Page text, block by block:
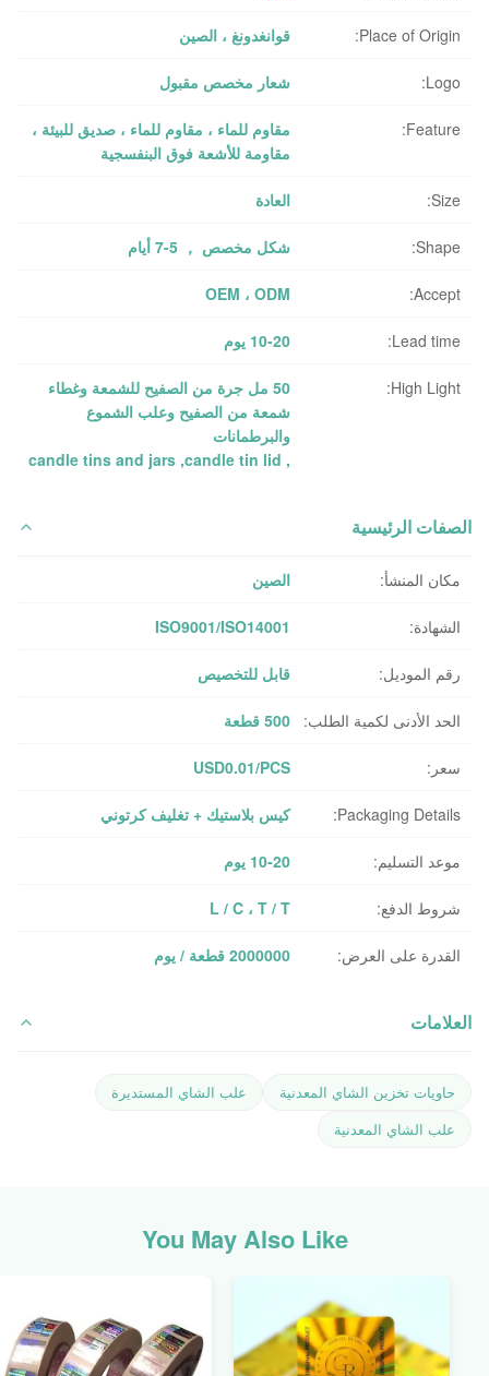
Place of Origin: قوانغدونغ ، الصين
Logo: شعار مخصص مقبول
Feature:
مقاوم للماء ، مقاوم للماء ، صديق للبيئة ،
مقاومة للأشعة فوق البنفسجية
Size: العادة
Shape: شكل مخصص ， 5-7 أيام
Accept: OEM ، ODM
Lead time: 10-20 يوم
High Light:
50 مل جرة من الصفيح للشمعة وغطاء
شمعة من الصفيح وعلب الشموع
والبرطمانات
,
candle tin lid
,
candle tins and jars
الصفات الرئيسية
مكان المنشأ: الصين
الشهادة: ISO9001/ISO14001
رقم الموديل: قابل للتخصيص
الحد الأدنى لكمية الطلب: 500 قطعة
سعر: USD0.01/PCS
Packaging Details: كيس بلاستيك + تغليف كرتوني
موعد التسليم: 10-20 يوم
شروط الدفع: L / C ، T / T
القدرة على العرض: 2000000 قطعة / يوم
العلامات
حاويات تخزين الشاي المعدنية
علب الشاي المستديرة
علب الشاي المعدنية
You May Also Like